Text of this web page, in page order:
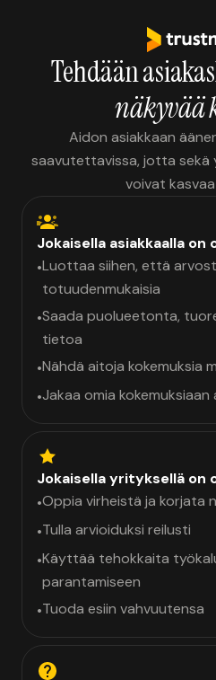
Tehdään
näkyvää
Aidon asiakkaan
saavutettavissa, jotta
voivat
Jokaisella asiakkaalla on
•Luottaa siihen, että
totuudenmukaisia
•Saada puolueetonta,
tietoa
•Nähdä aitoja kokemuksia
•Jakaa omia
Jokaisella yrityksellä on
•Oppia virheistä ja korjata
•Tulla arvioiduksi reilusti
•Käyttää tehokkaita
parantamiseen
•Tuoda esiin vahvuutensa